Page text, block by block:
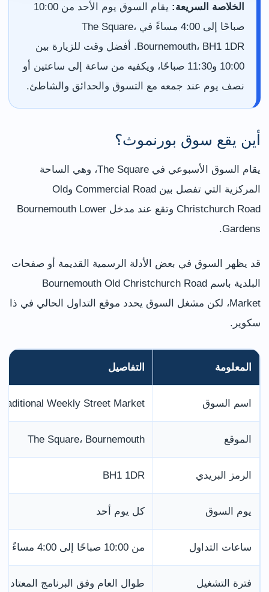
الخلاصة السريعة:
يقام السوق يوم الأحد من 10:00
صباحًا إلى 4:00 مساءً في The Square،
Bournemouth، BH1 1DR. أفضل وقت للزيارة بين
10:00 و11:30 صباحًا، ويكفيه من ساعة إلى ساعتين أو
نصف يوم عند جمعه مع التسوق والحدائق والشاطئ.
أين يقع سوق بورنموث؟
يقام السوق الأسبوعي في The Square، وهي الساحة
المركزية التي تفصل بين Commercial Road وOld
Christchurch Road وتقع عند مدخل Bournemouth Lower
Gardens.
قد يظهر السوق في بعض الأدلة الرسمية القديمة أو صفحات
البلدية باسم Bournemouth Old Christchurch Road
Market، لكن مشغل السوق يحدد موقع التداول الحالي في ذا
سكوير.
المعلومة التفاصيل
اسم السوق Weekly Street Market
الموقع The Square، Bournemouth
الرمز البريدي BH1 1DR
يوم السوق كل يوم أحد
ساعات التداول من 10:00 صباحًا إلى 4:00 مساءً
فترة التشغيل طوال العام وفق البرنامج المعتاد